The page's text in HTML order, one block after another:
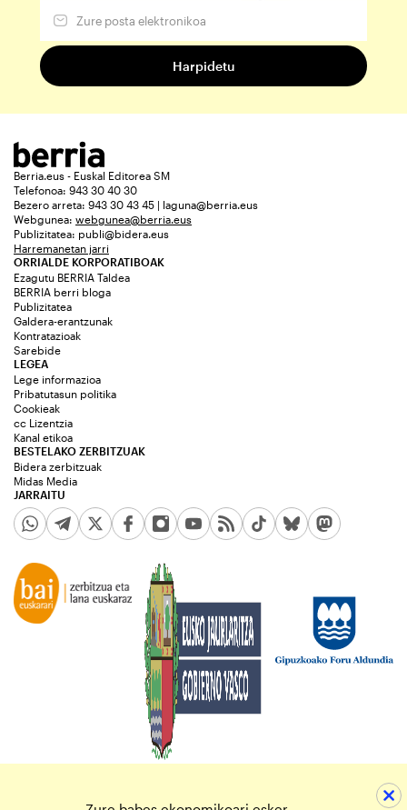
Berria.eus - Euskal Editorea SM
Telefonoa: 943 30 40 30
Bezero arreta: 943 30 43 45 | laguna@berria.eus
Webgunea: webgunea@berria.eus
Publizitatea: publi@bidera.eus
Harremanetan jarri
ORRIALDE KORPORATIBOAK
Ezagutu BERRIA Taldea
BERRIA berri bloga
Publizitatea
Galdera-erantzunak
Kontratazioak
Sarebide
JARRAITU
LEGEA
Lege informazioa
Pribatutasun politika
Cookieak
cc Lizentzia
Kanal etikoa
BESTELAKO ZERBITZUAK
Bidera zerbitzuak
Midas Media